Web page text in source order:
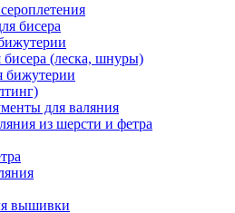
бисера
бисера (леска, шнуры)
бижутерии
для валяния
из шерсти и фетра
вышивки